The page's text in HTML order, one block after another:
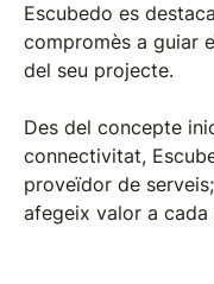
Escubedo es
compromès a guiar
del seu projecte.
Des del concepte
connectivitat,
proveïdor de
afegeix valor a cada